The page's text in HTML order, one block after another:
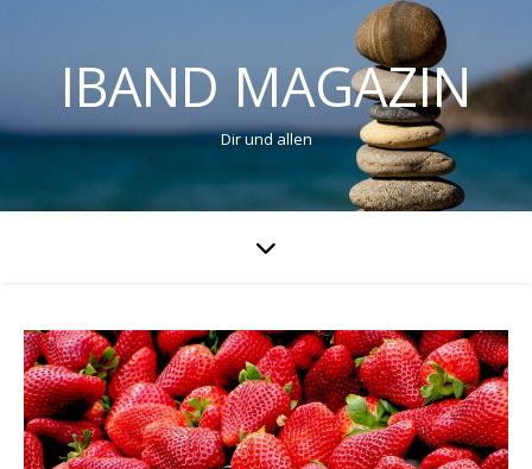
IBAND MAGAZIN
Dir und allen